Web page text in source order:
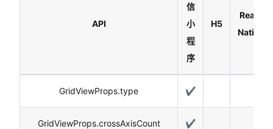
API
信
小
程
序
H5
React
Native
GridViewProps.type ✔️
GridViewProps.crossAxisCount ✔️